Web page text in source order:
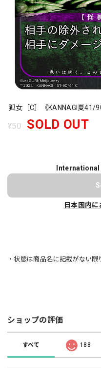
狐女［C］《KANNAGI夏41/
¥50 SOLD OUT
日本国内
・状態は商品名に記載がない限
ショップの評価
すべて 188